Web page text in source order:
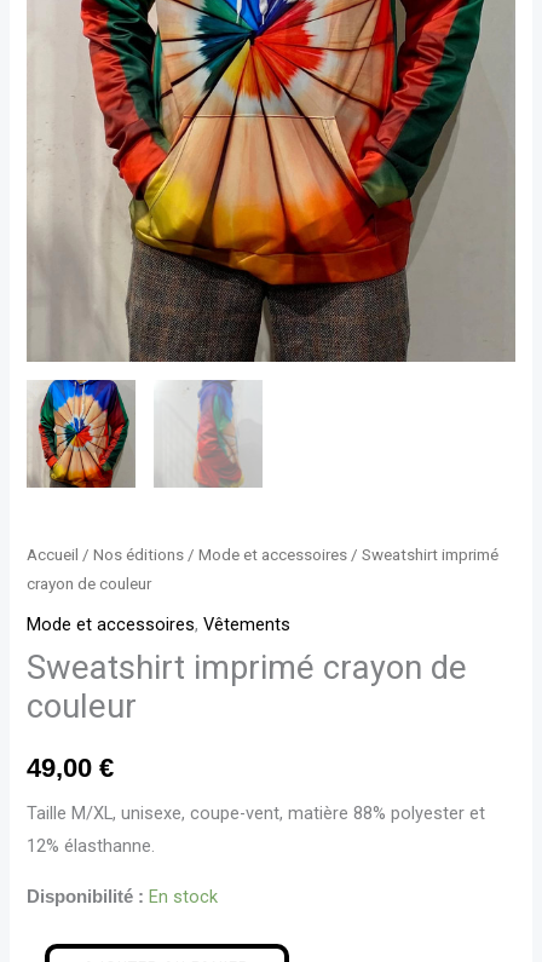
Accueil /Nos éditions /Mode et accessoires / Sweatshirt imprimé
crayon de couleur
Mode et accessoires,Vêtements
Sweatshirt imprimé crayon de
couleur
49,00€
Taille M/XL, unisexe, coupe-vent, matière 88% polyester et
12% élasthanne.
Disponibilité : En stock